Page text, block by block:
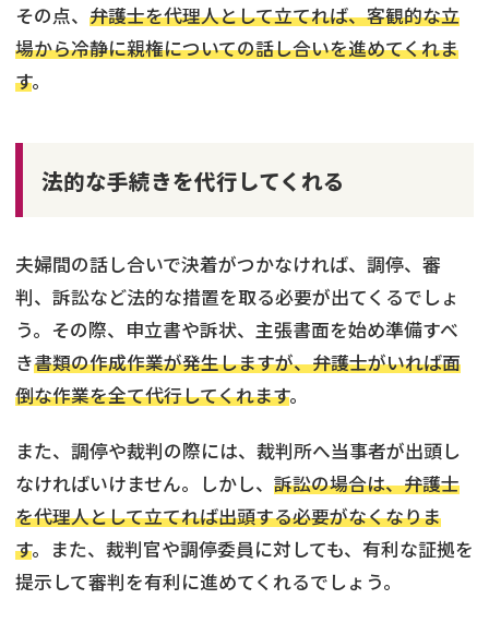
その点、 弁護士を代理人として立てれば、客観的な立
場から冷静に親権についての話し合いを進めてくれま
す。
法的な手続きを代行してくれる
夫婦間の話し合いで決着がつかなければ、調停、審
判、訴訟など法的な措置を取る必要が出てくるでしょ
う。その際、申立書や訴状、主張書面を始め準備すべ
き書類の作成作業が発生しますが、弁護士がいれば面
倒な作業を全て代行してくれます。
また、調停や裁判の際には、裁判所へ当事者が出頭し
なければいけません。しかし、 訴訟の場合は、弁護士
を代理人として立てれば出頭する必要がなくなりま
す。また、裁判官や調停委員に対しても、有利な証拠を
提示して審判を有利に進めてくれるでしょう。